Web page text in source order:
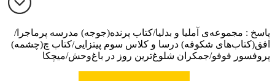
پاسخ : مجموعه‌ی آملیا و بدلیا/کتاب پرنده(جوجه) مدرسه پرماجرا/
افق(کتاب‌های شکوفه) درسا و کلاس سوم پیتزایی/کتاب چ(چشمه)
پروفسور فوفو/جمکران شلوغ‌ترین روز در باغ‌وحش/میچکا